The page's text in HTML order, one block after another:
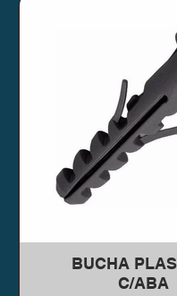
BUCHA
C/ABA